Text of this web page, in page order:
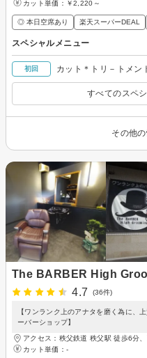
カット単価： ￥2,220～
◎ 本日空席あり 楽天スーパーDEAL
スペシャルメニュー
初回 カット＊トリ－トメン
すべてのスペ
その他
The BARBER High
4.7
(36件)
【ワンランク上のアナタを磨く為に、
ーバーショップ】
アクセス：秩父鉄道 秩父駅 徒歩6分
カット単価： -